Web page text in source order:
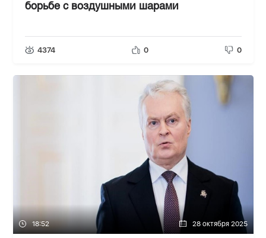
борьбе с воздушными шарами
4374 0 0
18:52 28 октября 2025